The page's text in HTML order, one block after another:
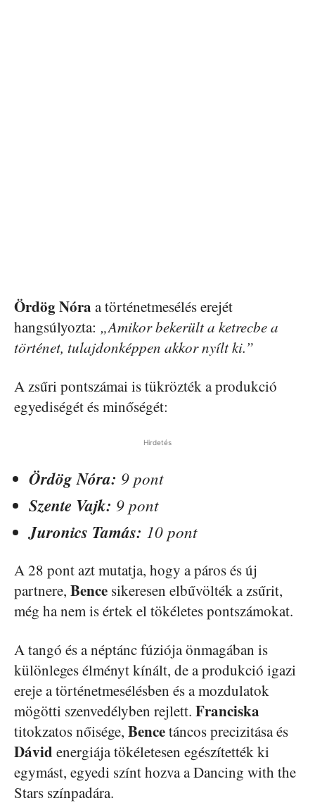
Ördög Nóra a történetmesélés erejét
hangsúlyozta: „Amikor bekerült a ketrecbe a
történet, tulajdonképpen akkor nyílt ki.”
A zsűri pontszámai is tükrözték a produkció
egyediségét és minőségét:
Hirdetés
Ördög Nóra: 9 pont
Szente Vajk: 9 pont
Juronics Tamás: 10 pont
A 28 pont azt mutatja, hogy a páros és új
partnere, Bence sikeresen elbűvölték a zsűrit,
még ha nem is értek el tökéletes pontszámokat.
A tangó és a néptánc fúziója önmagában is
különleges élményt kínált, de a produkció igazi
ereje a történetmesélésben és a mozdulatok
mögötti szenvedélyben rejlett. Franciska
titokzatos nőisége, Bencetáncos precizitása és
Dávid energiája tökéletesen egészítették ki
egymást, egyedi színt hozva a Dancing with the
Stars színpadára.